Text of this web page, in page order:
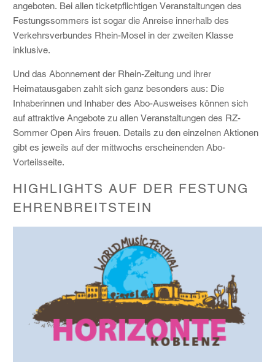
angeboten. Bei allen ticketpflichtigen Veranstaltungen des
Festungssommers ist sogar die Anreise innerhalb des
Verkehrsverbundes Rhein-Mosel in der zweiten Klasse
inklusive.
Und das Abonnement der Rhein-Zeitung und ihrer
Heimatausgaben zahlt sich ganz besonders aus: Die
Inhaberinnen und Inhaber des Abo-Ausweises können sich
auf attraktive Angebote zu allen Veranstaltungen des RZ-
Sommer Open Airs freuen. Details zu den einzelnen Aktionen
gibt es jeweils auf der mittwochs erscheinenden Abo-
Vorteilsseite.
HIGHLIGHTS AUF DER FESTUNG
EHRENBREITSTEIN